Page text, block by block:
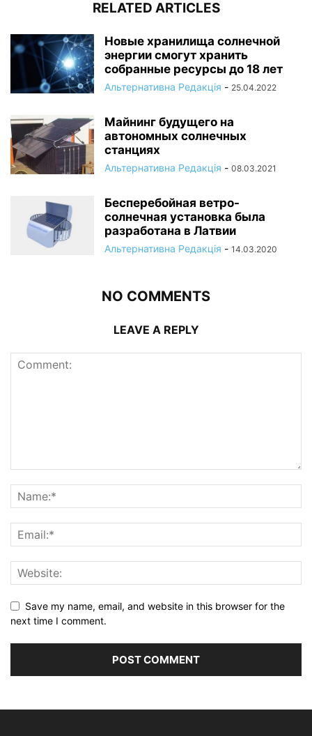
RELATED ARTICLES
Новые хранилища солнечной
энергии смогут хранить
собранные ресурсы до 18 лет
Альтернативна Редакція - 25.04.2022
Майнинг будущего на
автономных солнечных
станциях
Альтернативна Редакція - 08.03.2021
Бесперебойная ветро-
солнечная установка была
разработана в Латвии
Альтернативна Редакція - 14.03.2020
NO COMMENTS
LEAVE A REPLY
Save my name, email, and website in this browser for the
next time I comment.